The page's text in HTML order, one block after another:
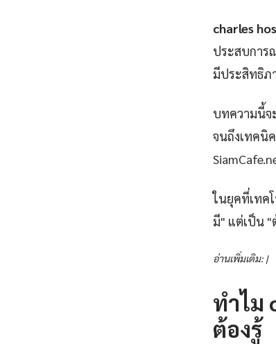
charles
ประสบการ
มีประสิทธิภ
บทความนี้จ
จนถึงเทคนิ
ในยุคที่เทค
มี" แต่เป็น "
อ่านเพิ่มเติม: |
ทำไม
ต้องรู้